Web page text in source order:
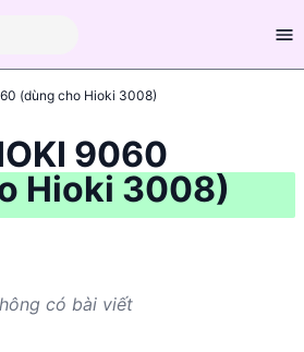
(dùng cho Hioki 3008)
9060
Hioki 3008)
có bài viết